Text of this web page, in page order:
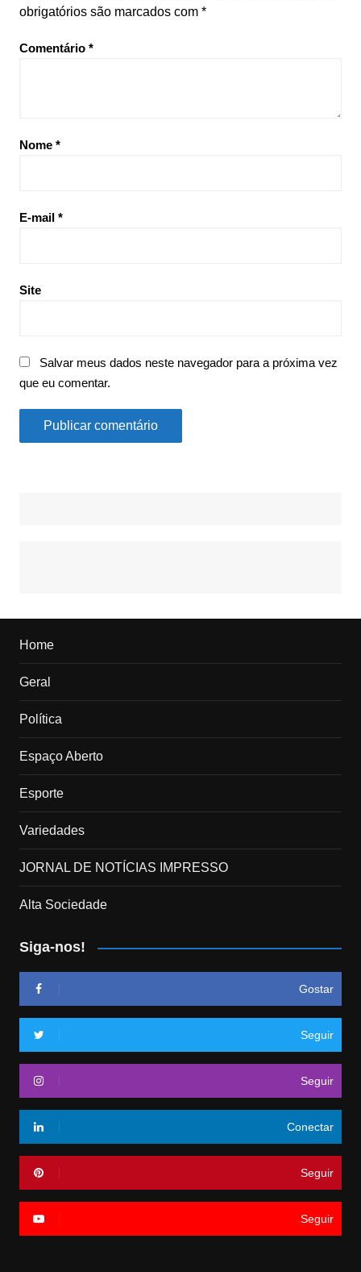
obrigatórios são marcados com *
Comentário *
Nome *
E-mail *
Site
Salvar meus dados neste navegador para a próxima vez
que eu comentar.
Home
Geral
Política
Espaço Aberto
Esporte
Variedades
JORNAL DE NOTÍCIAS IMPRESSO
Alta Sociedade
Siga-nos!
Gostar
Seguir
Seguir
Conectar
Seguir
Seguir